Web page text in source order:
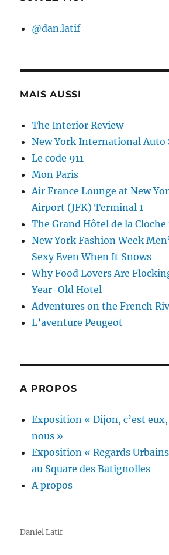
@dan.latif
MAIS AUSSI
The Interior Review
New York International Auto
Le code 911
Mon Paris
Air France Lounge at New
Airport (JFK) Terminal 1
The Grand Hôtel de la
New York Fashion Week
Sexy Even When It Snows
Why Food Lovers Are
Year-Old Hotel
Adventures on the French
L’aventure Peugeot
A PROPOS
Exposition « Dijon, c’est
nous »
Exposition « Regards
au Square des Batignolles
A propos
Daniel Latif